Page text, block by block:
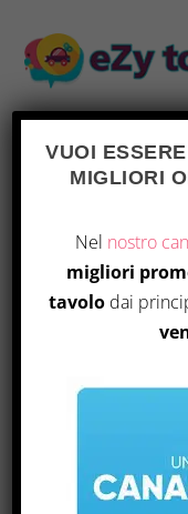
Visualizzazione
VUOI
MIGLIORI
Nel nostro
migliori
tavolo dai